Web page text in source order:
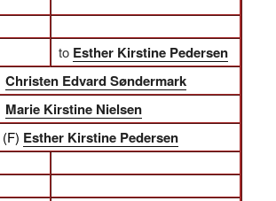
to Esther Kirstine Pedersen
Christen Edvard Søndermark
Marie Kirstine Nielsen
F) Esther Kirstine Pedersen